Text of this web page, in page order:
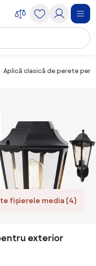
Aplică clasică de perete
fișierele media (4)
exterior